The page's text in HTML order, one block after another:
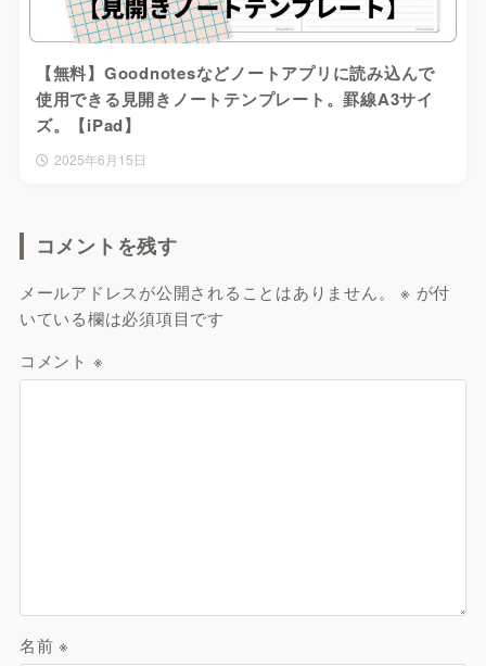
【無料】Goodnotesなどノートアプリに読み込んで
使用できる見開きノートテンプレート。罫線A3サイ
ズ。【iPad】
2025年6月15日
コメントを残す
メールアドレスが公開されることはありません。 ※ が付
いている欄は必須項目です
コメント ※
名前※